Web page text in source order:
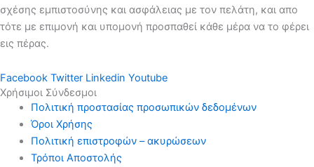
σχέσης εμπιστοσύνης και ασφάλειας με τον πελάτη, και απο
τότε με επιμονή και υπομονή προσπαθεί κάθε μέρα να το φέρει
εις πέρας.
Facebook Twitter Linkedin Youtube
Χρήσιμοι Σύνδεσμοι
Πολιτική προστασίας προσωπικών δεδομένων
Όροι Χρήσης
Πολιτική επιστροφών – ακυρώσεων
Τρόποι Αποστολής